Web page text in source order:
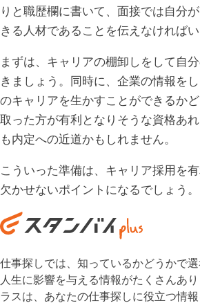
りと職歴欄に書いて、面接では自分
きる人材であることを伝えなければい
まずは、キャリアの棚卸しをして自
きましょう。同時に、企業の情報を
のキャリアを生かすことができるかど
取った方が有利となりそうな資格あ
も内定への近道かもしれません。
こういった準備は、キャリア採用を
欠かせないポイントになるでしょう。
仕事探しでは、知っているかどうかで
人生に影響を与える情報がたくさんあ
ラスは、あなたの仕事探しに役立つ情